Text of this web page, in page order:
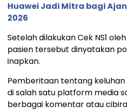
Huawei Jadi Mitra bagi
2026
Setelah dilakukan Cek NS1
pasien tersebut dinyatakan
inapkan.
Pemberitaan tentang
di salah satu platform media
berbagai komentar atau